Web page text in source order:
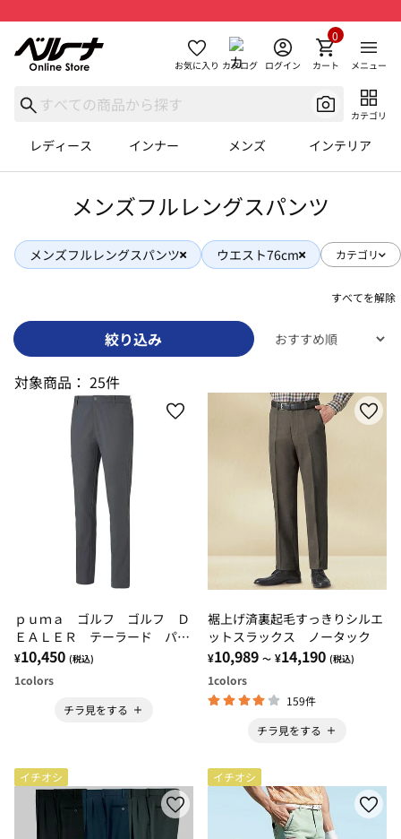
お気に入り カタログ ログイン カート
0
メニュー
カテゴリ
レディース インナー メンズ インテリア
メンズフルレングスパンツ
メンズフルレングスパンツ ウエスト76cm カテゴリ
すべてを解除
絞り込み
対象商品： 25件
ｐｕｍａ ゴルフ ゴルフ Ｄ
ＥＡＬＥＲ テーラード パン
ツ
¥10,450 (税込)
1colors
チラ見をする
裾上げ済裏起毛すっきりシルエ
ットスラックス ノータック
¥10,989 ～ ¥14,190 (税込)
1colors
159件
チラ見をする
イチオシ イチオシ